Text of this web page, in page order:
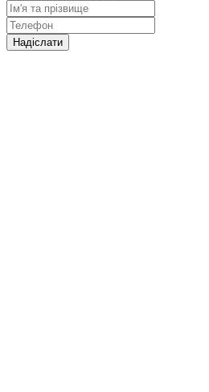
Надіслати